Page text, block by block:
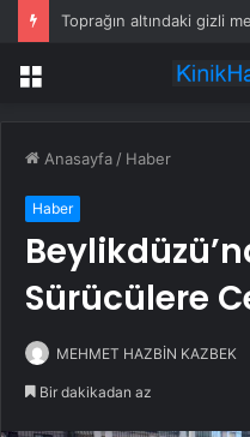
Menü
Anasayfa / Haber
Haber
Sürücülere
MEHMET HAZBİN KAZBEK
Bir dakikadan az